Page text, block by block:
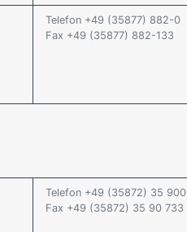
Telefon +49 (35877) 882-0
Fax +49 (35877) 882-133
Telefon +49 (35872) 35 900
Fax +49 (35872) 35 90 733